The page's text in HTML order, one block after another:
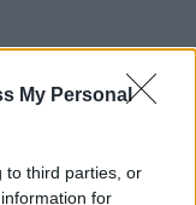
My Personal
to third parties, or
for
της